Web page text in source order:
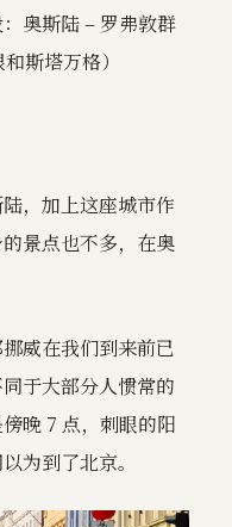
奥斯陆 – 罗弗敦群
斯塔万格）
，加上这座城市作
景点也不多，在奥
威在我们到来前已
于大部分人惯常的
晚 7 点，刺眼的阳
为到了北京。